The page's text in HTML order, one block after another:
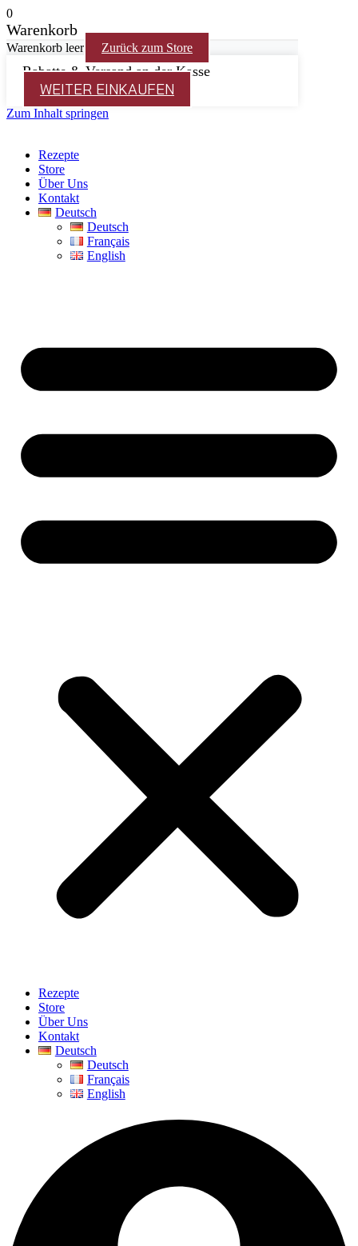
0
Warenkorb
Warenkorb leer Zurück zum Store
Rabatte & Versand an der Kasse
WEITER EINKAUFEN
Zum Inhalt springen
Rezepte
Store
Über Uns
Kontakt
Deutsch
Deutsch
Français
English
Rezepte
Store
Über Uns
Kontakt
Deutsch
Deutsch
Français
English